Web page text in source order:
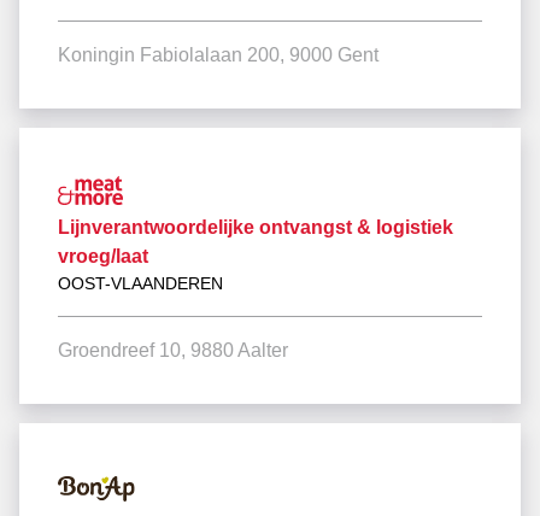
Koningin Fabiolalaan 200, 9000 Gent
Lijnverantwoordelijke ontvangst & logistiek
vroeg/laat
OOST-VLAANDEREN
Groendreef 10, 9880 Aalter